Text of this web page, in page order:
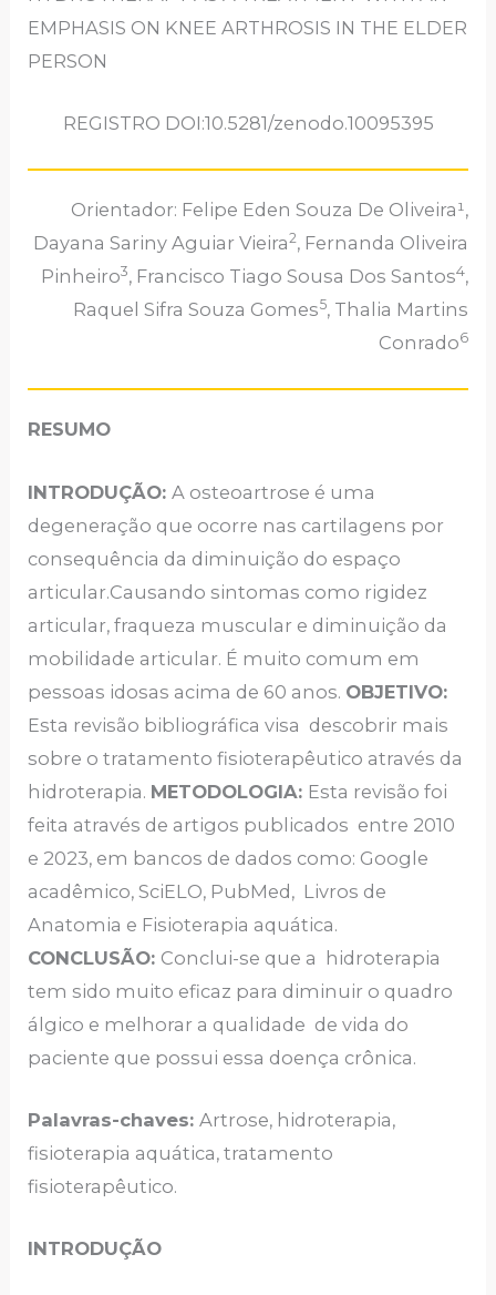
EMPHASIS ON KNEE ARTHROSIS IN THE ELDER
PERSON
REGISTRO DOI:10.5281/zenodo.10095395
Orientador: Felipe Eden Souza De Oliveira¹,
Dayana Sariny Aguiar Vieira2, Fernanda Oliveira
Pinheiro3, Francisco Tiago Sousa Dos Santos4,
Raquel Sifra Souza Gomes5, Thalia Martins
Conrado6
RESUMO
INTRODUÇÃO:A osteoartrose é uma
degeneração que ocorre nas cartilagens por
consequência da diminuição do espaço
articular.Causando sintomas como rigidez
articular, fraqueza muscular e diminuição da
mobilidade articular. É muito comum em
pessoas idosas acima de 60 anos. OBJETIVO:
Esta revisão bibliográfica visa descobrir mais
sobre o tratamento fisioterapêutico através da
hidroterapia. METODOLOGIA: Esta revisão foi
feita através de artigos publicados entre 2010
e 2023, em bancos de dados como: Google
acadêmico, SciELO, PubMed, Livros de
Anatomia e Fisioterapia aquática.
CONCLUSÃO: Conclui-se que a hidroterapia
tem sido muito eficaz para diminuir o quadro
álgico e melhorar a qualidade de vida do
paciente que possui essa doença crônica.
Palavras-chaves:Artrose, hidroterapia,
fisioterapia aquática, tratamento
fisioterapêutico.
INTRODUÇÃO